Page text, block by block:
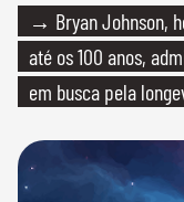
→ Bryan Johnson,
até os 100 anos,
em busca pela